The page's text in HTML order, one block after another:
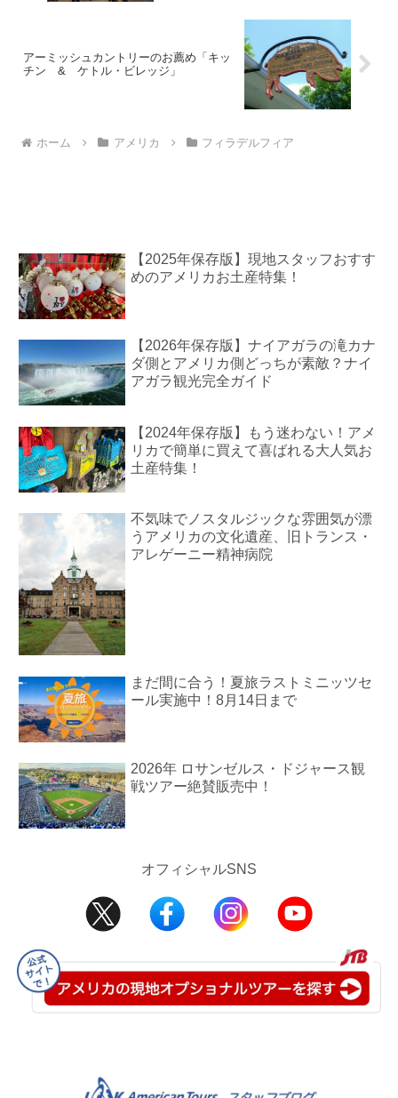
アーミッシュカントリーのお薦め「キッ
チン & ケトル・ビレッジ」
ホーム アメリカ フィラデルフィア
【2025年保存版】現地スタッフおすす
めのアメリカお土産特集！
【2026年保存版】ナイアガラの滝カナ
ダ側とアメリカ側どっちが素敵？ナイ
アガラ観光完全ガイド
【2024年保存版】もう迷わない！アメ
リカで簡単に買えて喜ばれる大人気お
土産特集！
不気味でノスタルジックな雰囲気が漂
うアメリカの文化遺産、旧トランス・
アレゲーニー精神病院
まだ間に合う！夏旅ラストミニッツセ
ール実施中！8月14日まで
2026年 ロサンゼルス・ドジャース観
戦ツアー絶賛販売中！
オフィシャルSNS